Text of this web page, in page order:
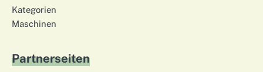
Kategorien
Maschinen
Partnerseiten